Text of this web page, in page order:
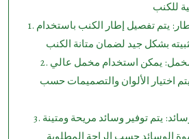
1. تفصيل الكنب بالنسبة للإطار: يتم تفصيل إطار الكنب باستخدام
2. تفصيل الكنب بالنسبة للمخمل: يمكن استخدام مخمل عالي
اختيار الألوان والتصميمات حسب
3. تفصيل الكنب بالنسبة للوسائد: يتم توفير وسائد مريحة ومتينة